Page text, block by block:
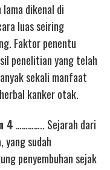
dikenal di
luas seiring
Faktor penentu
penelitian yang telah
sekali manfaat
kanker otak.
4 ………….. Sejarah dari
yang sudah
penyembuhan sejak